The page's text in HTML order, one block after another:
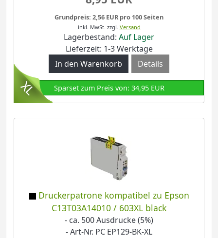
Grundpreis: 2,56 EUR pro 100 Seiten
inkl. MwSt. zzgl. Versand
Lagerbestand: Auf Lager
Lieferzeit: 1-3 Werktage
Details
Sparset zum Preis von: 34,95 EUR
Druckerpatrone kompatibel zu Epson
C13T03A14010 / 603XL black
- ca. 500 Ausdrucke (5%)
- Art-Nr. PC EP129-BK-XL